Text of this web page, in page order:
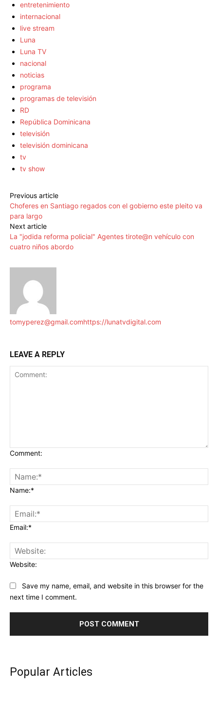
entretenimiento
internacional
live stream
Luna
Luna TV
nacional
noticias
programa
programas de televisión
RD
República Dominicana
televisión
televisión dominicana
tv
tv show
Previous article
Choferes en Santiago regados con el gobierno este pleito va
para largo
Next article
La "jodida reforma policial" Agentes tirote@n vehículo con
cuatro niños abordo
tomyperez@gmail.comhttps://lunatvdigital.com
LEAVE A REPLY
Comment:
Name:*
Email:*
Website:
Save my name, email, and website in this browser for the
next time I comment.
Popular Articles